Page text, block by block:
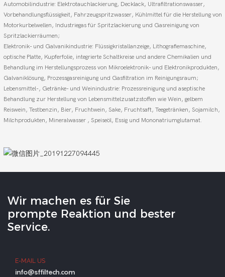
Automobilindustrie: Elektrotauchlackierung, Decklack, Ultrafiltrationswasser,
Vorbehandlungsflüssigkeit, Fahrzeugspritzwasser, Kühlmittel für die Herstellung von
Motorkurbelwellen, Industriegas für Spritzlackierung und Gasreinigung von
Spritzlackierräumen;
Elektronik- und Galvanikindustrie: Flüssigkristallanzeige, Lithografiemaschine,
optische Platte, Kupferfolie, integrierte Schaltkreise und andere Chemikalien und
Behandlung im Herstellungsprozess von Mikroelektronik- und Elektronikprodukten,
Galvaniklösung, Prozessgasreinigung und Gasfiltration im Reinigungsraum;
Lebensmittel-, Getränke- und Weinindustrie: Prozessreinigung und aseptische
Behandlung zur Herstellung von Lebensmittelzusatzstoffen wie Wein, gelbem
Reiswein, Testbenzin, Bier, Fruchtwein, Sake, Fruchtsaft, Teegetränken, Sojamilch,
Milchprodukten, Mineralwasser , Speiseöl, Essig und Mononatriumglutamat.
Wir machen es für Sie
prompte Reaktion und bester
Service.
E-MAIL US
info@sffiltech.com